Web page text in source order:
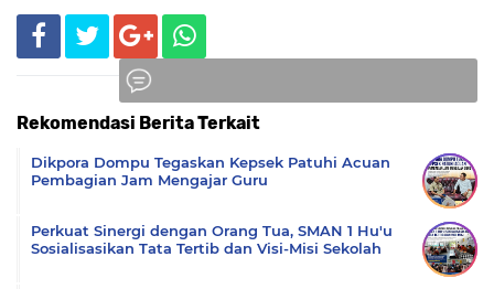
Rekomendasi Berita Terkait
Dikpora Dompu Tegaskan Kepsek Patuhi Acuan
Pembagian Jam Mengajar Guru
Perkuat Sinergi dengan Orang Tua, SMAN 1 Hu'u
Sosialisasikan Tata Tertib dan Visi-Misi Sekolah